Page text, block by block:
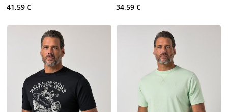
41,59 € 34,59 €